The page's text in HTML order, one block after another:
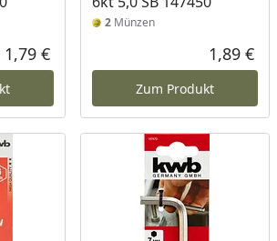
Aktueller Preis
1,79 €
2Münzen
1,89 €
Zum Produkt